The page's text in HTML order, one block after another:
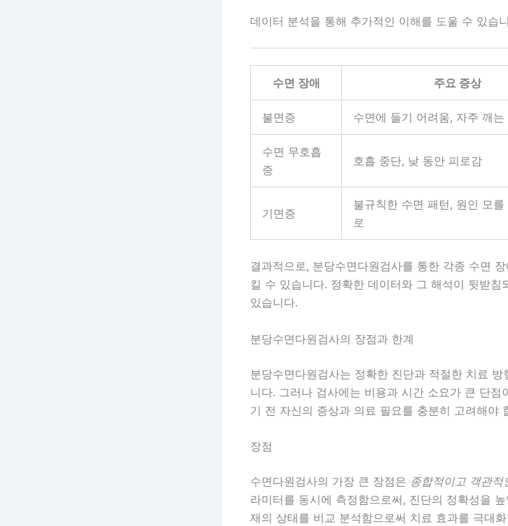
데이터 분석을 통해 추가적인 이해를 도울 수 있습
수면 장애 주요 증상
불면증 수면에 들기 어려움, 자주 깨는
수면 무호흡
증
호흡 중단, 낮 동안 피로감
기면증
불규칙한 수면 패턴, 원인 모를
로
결과적으로, 분당수면다원검사를 통한 각종 수면
킬 수 있습니다. 정확한 데이터와 그 해석이 뒷받
있습니다.
분당수면다원검사의 장점과 한계
분당수면다원검사는 정확한 진단과 적절한 치료 방
니다. 그러나 검사에는 비용과 시간 소요가 큰 단
기 전 자신의 증상과 의료 필요를 충분히 고려해야
장점
수면다원검사의 가장 큰 장점은 종합적이고 객관적
라미터를 동시에 측정함으로써, 진단의 정확성을
재의 상태를 비교 분석함으로써 치료 효과를 극대